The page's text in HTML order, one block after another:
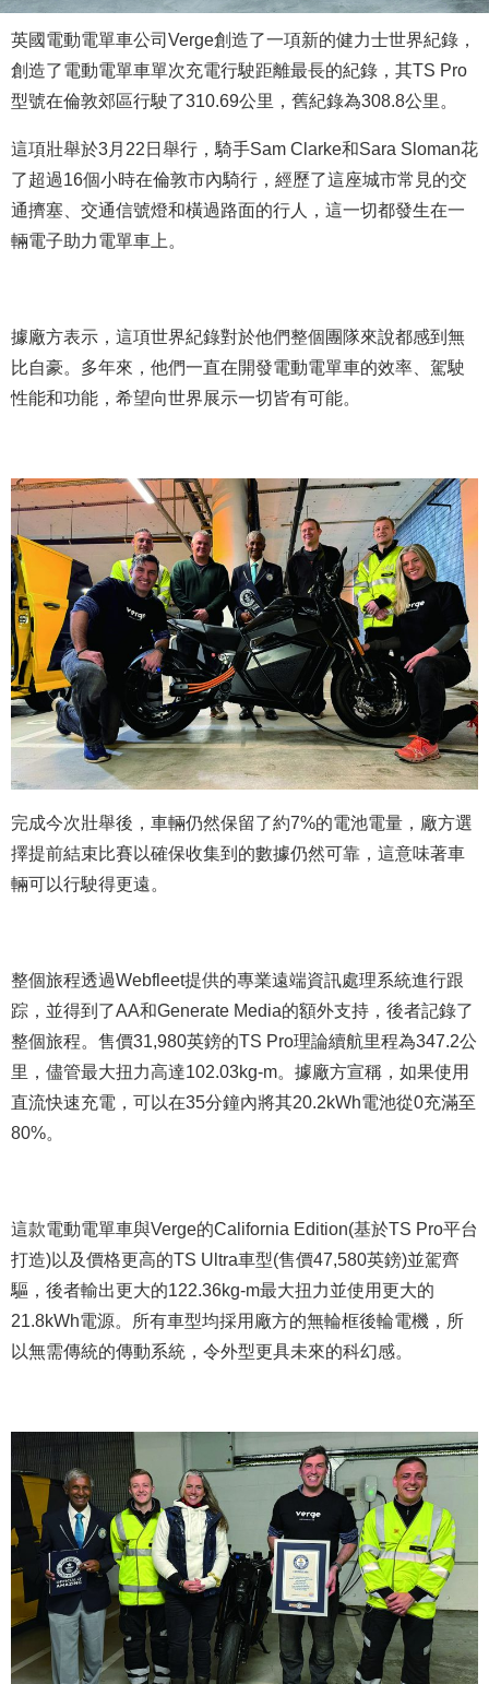
英國電動電單車公司Verge創造了一項新的健力士世界紀錄，
創造了電動電單車單次充電行駛距離最長的紀錄，其TS Pro
型號在倫敦郊區行駛了310.69公里，舊紀錄為308.8公里。
這項壯舉於3月22日舉行，騎手Sam Clarke和Sara Sloman花
了超過16個小時在倫敦市內騎行，經歷了這座城市常見的交
通擠塞、交通信號燈和橫過路面的行人，這一切都發生在一
輛電子助力電單車上。
據廠方表示，這項世界紀錄對於他們整個團隊來說都感到無
比自豪。多年來，他們一直在開發電動電單車的效率、駕駛
性能和功能，希望向世界展示一切皆有可能。
完成今次壯舉後，車輛仍然保留了約7%的電池電量，廠方選
擇提前結束比賽以確保收集到的數據仍然可靠，這意味著車
輛可以行駛得更遠。
整個旅程透過Webfleet提供的專業遠端資訊處理系統進行跟
踪，並得到了AA和Generate Media的額外支持，後者記錄了
整個旅程。售價31,980英鎊的TS Pro理論續航里程為347.2公
里，儘管最大扭力高達102.03kg-m。據廠方宣稱，如果使用
直流快速充電，可以在35分鐘內將其20.2kWh電池從0充滿至
80%。
這款電動電單車與Verge的California Edition(基於TS Pro平台
打造)以及價格更高的TS Ultra車型(售價47,580英鎊)並駕齊
驅，後者輸出更大的122.36kg-m最大扭力並使用更大的
21.8kWh電源。所有車型均採用廠方的無輪框後輪電機，所
以無需傳統的傳動系統，令外型更具未來的科幻感。